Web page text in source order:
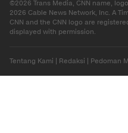
©2026 Trans Media, CNN name,
2026 Cable News Network, Inc. A
CNN and the CNN logo are
displayed with permission.
Tentang Kami | Redaksi | Pedoman